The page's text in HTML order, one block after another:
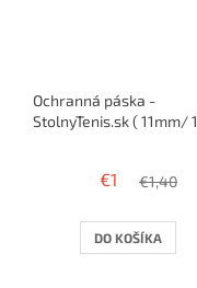
Ochranná páska -
StolnyTenis.sk ( 11mm/ 1
€1 €1,40
DO KOŠÍKA